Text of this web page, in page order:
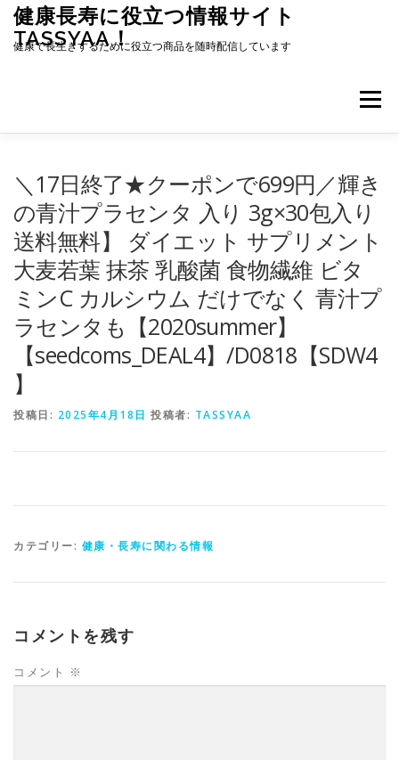
キ
健康長寿に役立つ情報サイト
TASSYAA！
健康で長生きするために役立つ商品を随時配信しています
メニュー
＼17日終了★クーポンで699円／輝き
の青汁プラセンタ 入り 3g×30包入り
送料無料】 ダイエット サプリメント
大麦若葉 抹茶 乳酸菌 食物繊維 ビタ
ミンC カルシウム だけでなく 青汁プ
ラセンタも【2020summer】
【seedcoms_DEAL4】/D0818【SDW4
】
投稿日: 2025年4月18日 投稿者: TASSYAA
カテゴリー: 健康・長寿に関わる情報
コメントを残す
コメント ※